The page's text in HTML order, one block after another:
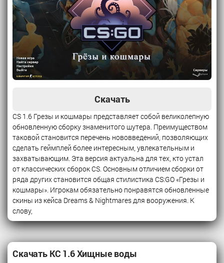
Скачать
CS 1.6 Грезы и кошмары представляет собой великолепную
обновленную сборку знаменитого шутера. Преимуществом
таковой становится перечень нововведений, позволяющих
сделать геймплей более интересным, увлекательным и
захватывающим. Эта версия актуальна для тех, кто устал
от классических сборок CS. Основным отличием сборки от
ряда других становится общая стилистика CS:GO «Грезы и
кошмары». Игрокам обязательно понравятся обновленные
скины из кейса Dreams & Nightmares для вооружения. К
слову,
Скачать КС 1.6 Хищные воды